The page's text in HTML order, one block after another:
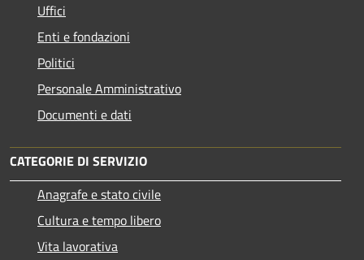
Uffici
Enti e fondazioni
Politici
Personale Amministrativo
Documenti e dati
CATEGORIE DI SERVIZIO
Anagrafe e stato civile
Cultura e tempo libero
Vita lavorativa